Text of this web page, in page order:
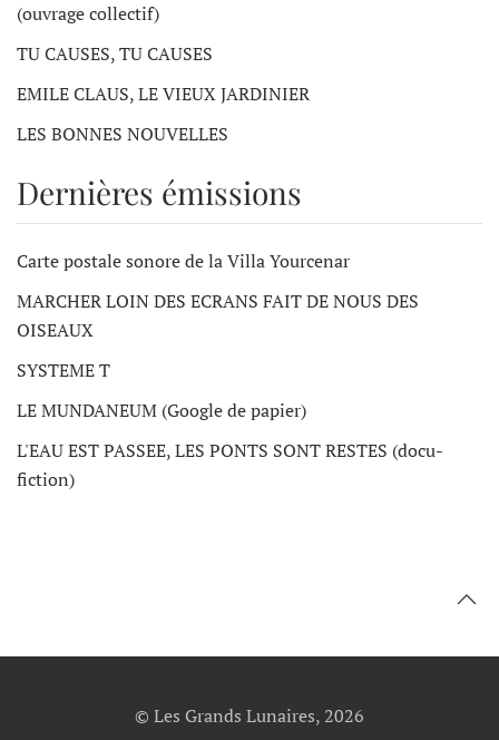
(ouvrage collectif)
TU CAUSES, TU CAUSES
EMILE CLAUS, LE VIEUX JARDINIER
LES BONNES NOUVELLES
Dernières émissions
Carte postale sonore de la Villa Yourcenar
MARCHER LOIN DES ECRANS FAIT DE NOUS DES
OISEAUX
SYSTEME T
LE MUNDANEUM (Google de papier)
L'EAU EST PASSEE, LES PONTS SONT RESTES (docu-
fiction)
© Les Grands Lunaires, 2026